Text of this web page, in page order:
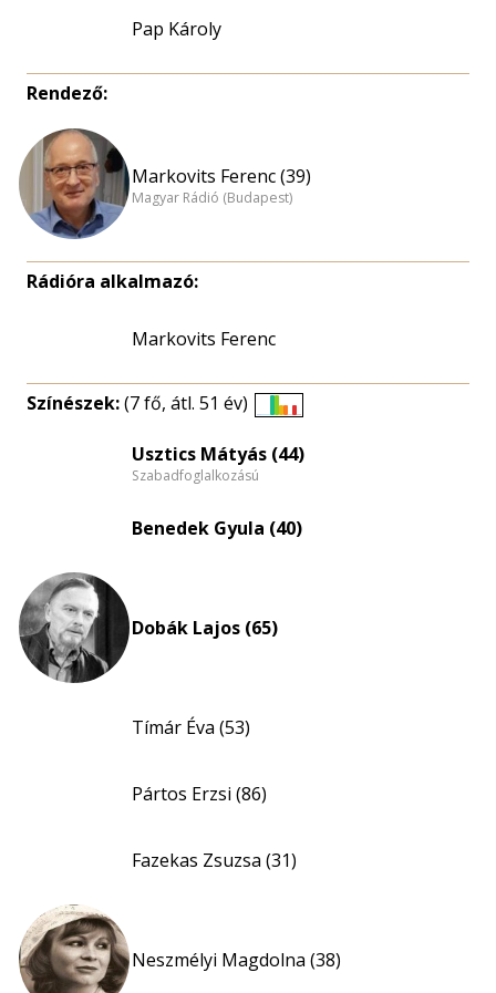
Pap Károly
Rendező:
Markovits Ferenc (39)
Magyar Rádió (Budapest)
Rádióra alkalmazó:
Markovits Ferenc
Színészek:(7 fő, átl. 51 év)
eloszlás
Usztics Mátyás (44)
Szabadfoglalkozású
Benedek Gyula (40)
Dobák Lajos (65)
Tímár Éva (53)
Pártos Erzsi (86)
Fazekas Zsuzsa (31)
Neszmélyi Magdolna (38)